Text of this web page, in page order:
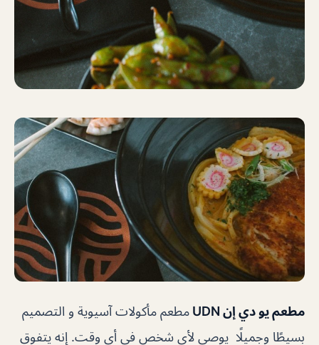
مطعم يو دي إن UDN
مطعم مأكولات آسيوية و التصميم
بسيطًا وجميلًا يوصي لأي شخص في أي وقت. إنه يتفوق